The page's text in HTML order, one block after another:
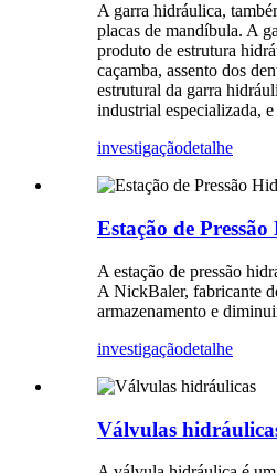
A garra hidráulica,
placas de mandíbula. A
produto de estrutura
caçamba, assento dos
estrutural da garra
industrial especializada,
investigaçãodetalhe
Estação de
A estação de pressão
A NickBaler, fabricante
armazenamento e
investigaçãodetalhe
Válvulas